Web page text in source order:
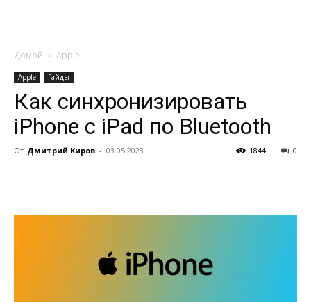
Домой Apple
Apple Гайды
Как синхронизировать
iPhone с iPad по Bluetooth
От Дмитрий Киров - 03.05.2023 0
1844